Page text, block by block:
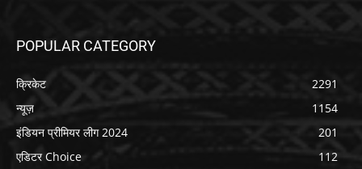
POPULAR CATEGORY
क्रिकेट
2291
न्यूज़
1154
इंडियन प्रीमियर लीग 2024
201
एडिटर Choice
112